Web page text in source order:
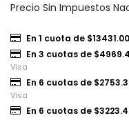
Precio Sin Impuestos
En 1 cuota de $13431.00
En 3 cuotas de
Visa
En 6 cuotas de
Visa
En 6 cuotas de